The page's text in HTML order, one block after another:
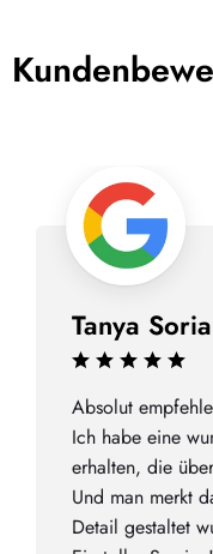
Tanya Soria
Absolut
Ich habe eine
erhalten, die
Und man merkt
Detail gestaltet